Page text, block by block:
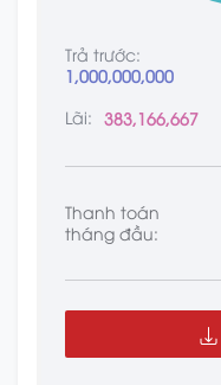
Trả trước:
1,000,000,000
Lãi: 383,166,667
Thanh toán
tháng đầu: